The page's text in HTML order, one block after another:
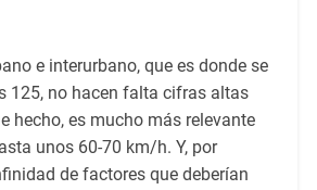
e interurbano, que es donde se
125, no hacen falta cifras altas
hecho, es mucho más relevante
unos 60-70 km/h. Y, por
de factores que deberían